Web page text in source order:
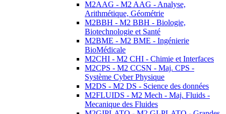
M2AAG - M2 AAG - Analyse,
Arithmétique, Géométrie
M2BBH - M2 BBH - Biologie,
Biotechnologie et Santé
M2BME - M2 BME - Ingénierie
BioMédicale
M2CHI - M2 CHI - Chimie et Interfaces
M2CPS - M2 CCSN - Maj. CPS -
Système Cyber Physique
M2DS - M2 DS - Science des données
M2FLUIDS - M2 Mech - Maj. Fluids -
Mecanique des Fluides